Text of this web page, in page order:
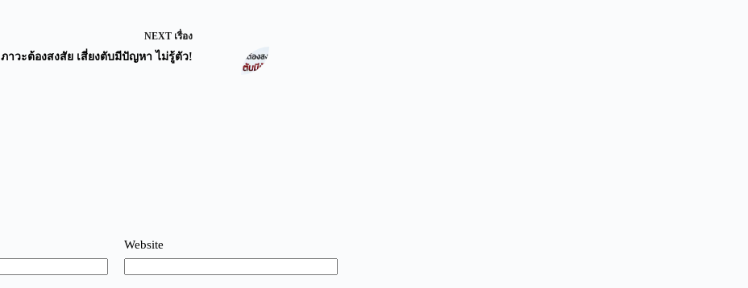
NEXT เรื่อง
ภาวะต้องสงสัย เสี่ยงตับมีปัญหา ไม่รู้ตัว!
Website